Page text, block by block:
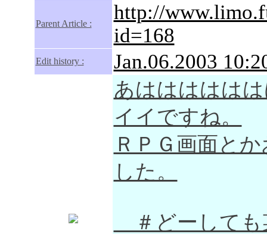
Parent Article :
http://
id=168
Edit history :
Jan.06.2003
あははははは
イイですね。
ＲＰＧ画面と
した。
＃どーしても